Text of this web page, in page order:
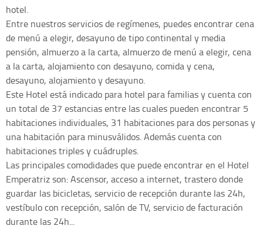
hotel.
Entre nuestros servicios de regímenes, puedes encontrar cena
de menú a elegir, desayuno de tipo continental y media
pensión, almuerzo a la carta, almuerzo de menú a elegir, cena
a la carta, alojamiento con desayuno, comida y cena,
desayuno, alojamiento y desayuno.
Este Hotel está indicado para hotel para familias y cuenta con
un total de 37 estancias entre las cuales pueden encontrar 5
habitaciones individuales, 31 habitaciones para dos personas y
una habitación para minusválidos. Además cuenta con
habitaciones triples y cuádruples.
Las principales comodidades que puede encontrar en el Hotel
Emperatriz son: Ascensor, acceso a internet, trastero donde
guardar las bicicletas, servicio de recepción durante las 24h,
vestíbulo con recepción, salón de TV, servicio de facturación
durante las 24h...